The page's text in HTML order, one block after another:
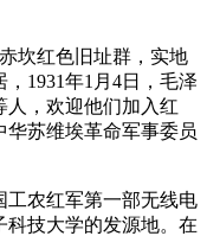
坎红色旧址群，实地
1931年1月4日，毛泽
人，欢迎他们加入红
苏维埃革命军事委员
工农红军第一部无线电
技大学的发源地。在